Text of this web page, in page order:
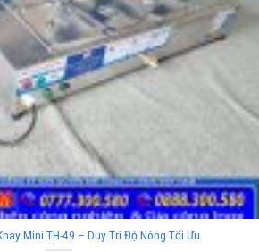
Mini TH-49 – Duy Trì Độ Nóng Tối Ưu